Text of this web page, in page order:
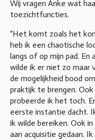
Wij vragen Anke wat
toezichtfuncties.
“Het komt zoals het
heb ik een chaotische
langs of op mijn pad. En
wilde ik er niet zo maar
de mogelijkheid bood
praktijk te brengen.
probeerde ik het toch.
eerste instantie dacht.
ik wilde bereiken. Ook
aan acquisitie gedaan.